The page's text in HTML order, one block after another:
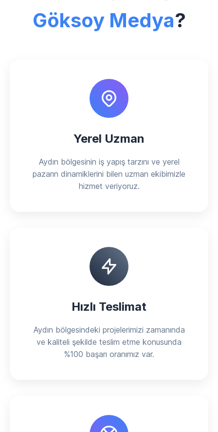
Göksoy Medya?
Yerel Uzman
Aydın bölgesinin iş yapış tarzını ve yerel
pazarın dinamiklerini bilen uzman ekibimizle
hizmet veriyoruz.
Hızlı Teslimat
Aydın bölgesindeki projelerimizi zamanında
ve kaliteli şekilde teslim etme konusunda
%100 başarı oranımız var.